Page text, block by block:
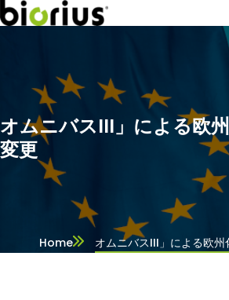
オムニバスIII」による欧
変更
Home オムニバスIII」による欧